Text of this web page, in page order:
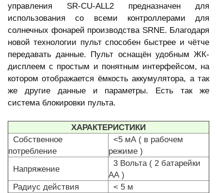
управления SR-CU-ALL2 предназначен для
использования со всеми контроллерами для
солнечных фонарей производства SRNE. Благодаря
новой технологии пульт способен быстрее и чётче
передавать данные. Пульт оснащён удобным ЖК-
дисплеем с простым и понятным интерфейсом, на
котором отображается ёмкость аккумулятора, а так
же другие данные и параметры. Есть так же
система блокировки пульта.
ХАРАКТЕРИСТИКИ
Собственное
потребление
<5 мА ( в рабочем
режиме )
Напряжение
3 Вольта ( 2 батарейки
АА )
Радиус действия
< 5 м